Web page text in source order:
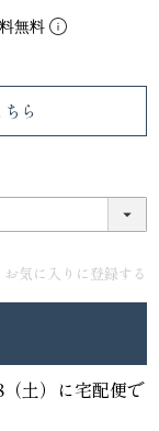
無料
ら
お気に入りに登録する
土） に宅配便で